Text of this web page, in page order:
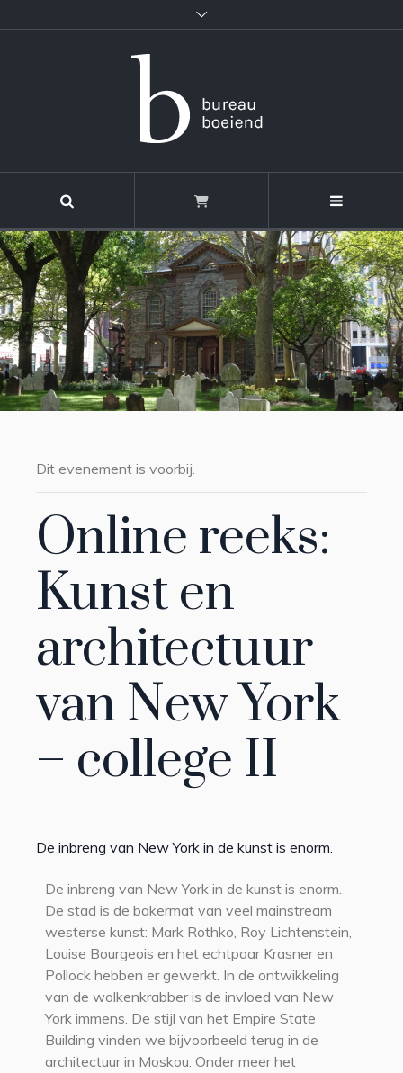
Dit evenement is voorbij.
Online reeks:
Kunst en
architectuur
van New York
– college II
De inbreng van New York in de kunst is enorm.
De inbreng van New York in de kunst is enorm.
De stad is de bakermat van veel mainstream
westerse kunst: Mark Rothko, Roy Lichtenstein,
Louise Bourgeois en het echtpaar Krasner en
Pollock hebben er gewerkt. In de ontwikkeling
van de wolkenkrabber is de invloed van New
York immens. De stijl van het Empire State
Building vinden we bijvoorbeeld terug in de
architectuur in Moskou. Onder meer het